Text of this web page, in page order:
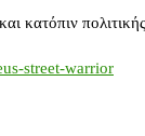
κατόπιν
street-warrior